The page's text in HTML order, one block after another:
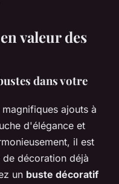
valeur des
dans votre
ajouts à
d'élégance et
il est
décoration déjà
un buste décoratif